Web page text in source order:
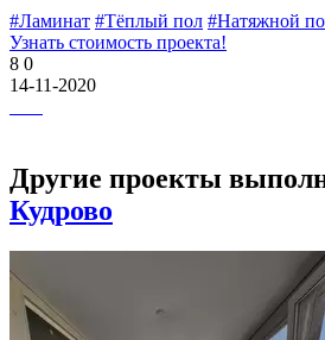
#Ламинат #Тёплый пол #Натяжной
Узнать стоимость проекта!
8 0
14-11-2020
Другие проекты
Кудрово